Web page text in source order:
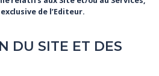
de l’Editeur.
DU SITE ET DES